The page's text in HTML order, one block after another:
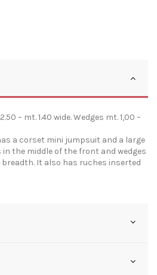
– mt. 1.40 wide. Wedges mt. 1,00 –
a corset mini jumpsuit and a large
the middle of the front and wedges
It also has ruches inserted